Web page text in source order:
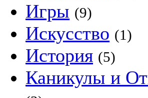
Игры (9)
Искусство (1)
История (5)
Каникулы и